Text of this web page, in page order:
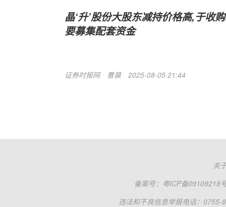
晶‘升’股份大股东减持价格高,于收
要募集配套资金
证券时报网 曹晨 2025-08-05 21:44
关
备案号： 粤ICP备09109218
违法和不良信息举报电话：0755-